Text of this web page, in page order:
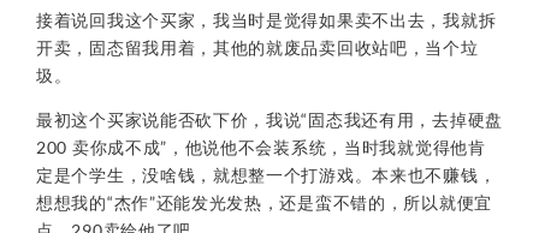
接着说回我这个买家，我当时是觉得如果卖不出去，我就拆
开卖，固态留我用着，其他的就废品卖回收站吧，当个垃
圾。
最初这个买家说能否砍下价，我说“固态我还有用，去掉硬盘
200 卖你成不成”，他说他不会装系统，当时我就觉得他肯
定是个学生，没啥钱，就想整一个打游戏。本来也不赚钱，
想想我的“杰作”还能发光发热，还是蛮不错的，所以就便宜